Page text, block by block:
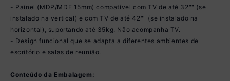
- Painel (MDP/MDF 15mm) compatível com TV de até 32"" (se
instalado na vertical) e com TV de até 42"" (se instalado na
horizontal), suportando até 35kg. Não acompanha TV.
- Design funcional que se adapta a diferentes ambientes de
escritório e salas de reunião.
Conteúdo da Embalagem: